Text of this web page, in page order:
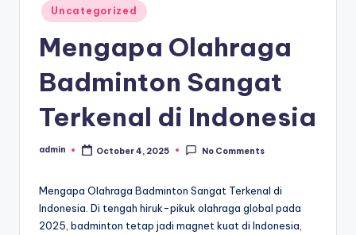
Posted
in
Uncategorized
Mengapa Olahraga
Badminton Sangat
Terkenal di Indonesia
Posted
admin October 4, 2025 No Comments
Mengapa Olahraga Badminton Sangat Terkenal di
Indonesia. Di tengah hiruk-pikuk olahraga global pada
2025, badminton tetap jadi magnet kuat di Indonesia,